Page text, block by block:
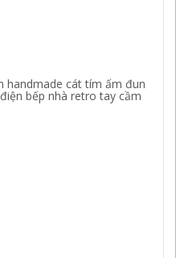
handmade cát tím ấm đun
bếp nhà retro tay cầm